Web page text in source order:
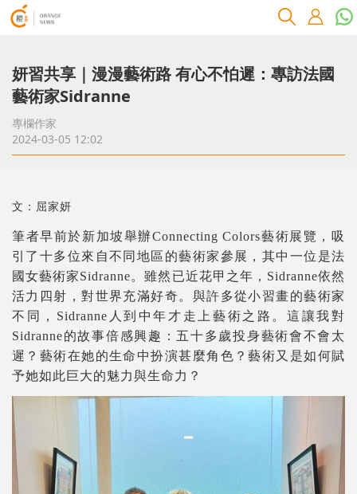
妍習共享｜漫漫藝術路 有心不怕遲：專訪法國
藝術家Sidranne
專欄作家
2024-03-05 12:02
文：屈家妍
筆者早前於新加坡舉辦Connecting Colors藝術展覽，吸
引了十多位來自不同地區的藝術家參展，其中一位是法
國女藝術家Sidranne。雖然已近花甲之年，Sidranne依然
活力四射，對世界充滿好奇。與許多從小習畫的藝術家
不同，Sidranne人到中年才走上藝術之路。這讓我對
Sidranne的故事倍感興趣：五十多歲投身藝術會不會太
遲？藝術在她的生命中扮演甚麼角色？藝術又是如何賦
予她如此巨大的魅力與生命力？